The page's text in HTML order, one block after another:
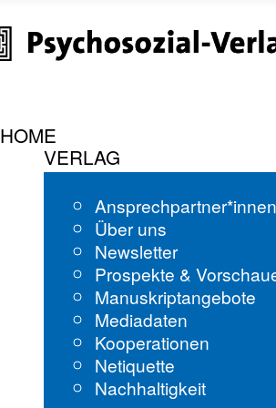
HOME
VERLAG
Über uns
Newsletter
Prospekte &
Manuskriptangebote
Mediadaten
Kooperationen
Netiquette
Nachhaltigkeit